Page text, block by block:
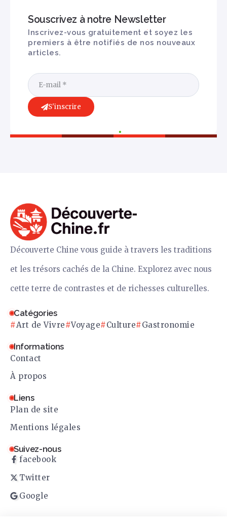
Souscrivez à notre Newsletter
Inscrivez-vous gratuitement et soyez les
premiers à être notifiés de nos nouveaux
articles.
S'inscrire
Découverte Chine vous guide à travers les traditions
et les trésors cachés de la Chine. Explorez avec nous
cette terre de contrastes et de richesses culturelles.
Catégories
Art de Vivre Voyage Culture Gastronomie
Informations
Contact
À propos
Liens
Plan de site
Mentions légales
Suivez-nous
facebook
Twitter
Google